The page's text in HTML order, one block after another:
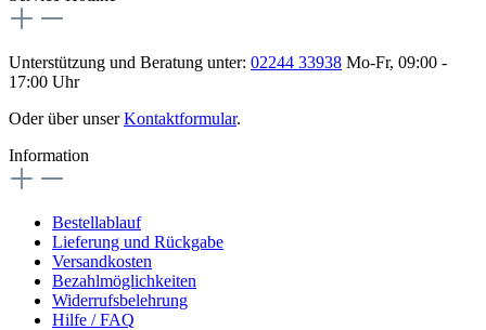
Unterstützung und Beratung unter: 02244 33938 Mo-Fr, 09:00 -
17:00 Uhr
Oder über unserKontaktformular.
Information
Bestellablauf
Lieferung und Rückgabe
Versandkosten
Bezahlmöglichkeiten
Widerrufsbelehrung
Hilfe / FAQ